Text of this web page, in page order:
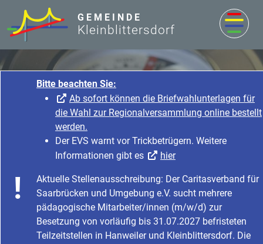
Bitte beachten Sie:
Ab sofort können die Briefwahlunterlagen für
die Wahl zur Regionalversammlung online bestellt
werden.
Der EVS warnt vor Trickbetrügern. Weitere
Informationen gibt es
hier
Aktuelle Stellenausschreibung: Der Caritasverband für
Saarbrücken und Umgebung e.V. sucht mehrere
pädagogische Mitarbeiter/innen (m/w/d) zur
Besetzung von vorläufig bis 31.07.2027 befristeten
Teilzeitstellen in Hanweiler und Kleinblittersdorf. Die
GEMEINDE
Kleinblittersdorf
Rathaus & Service
Startseite
Rathaus & Service
Bürgerservice & Dienstleistung
Was erledige ich wo?